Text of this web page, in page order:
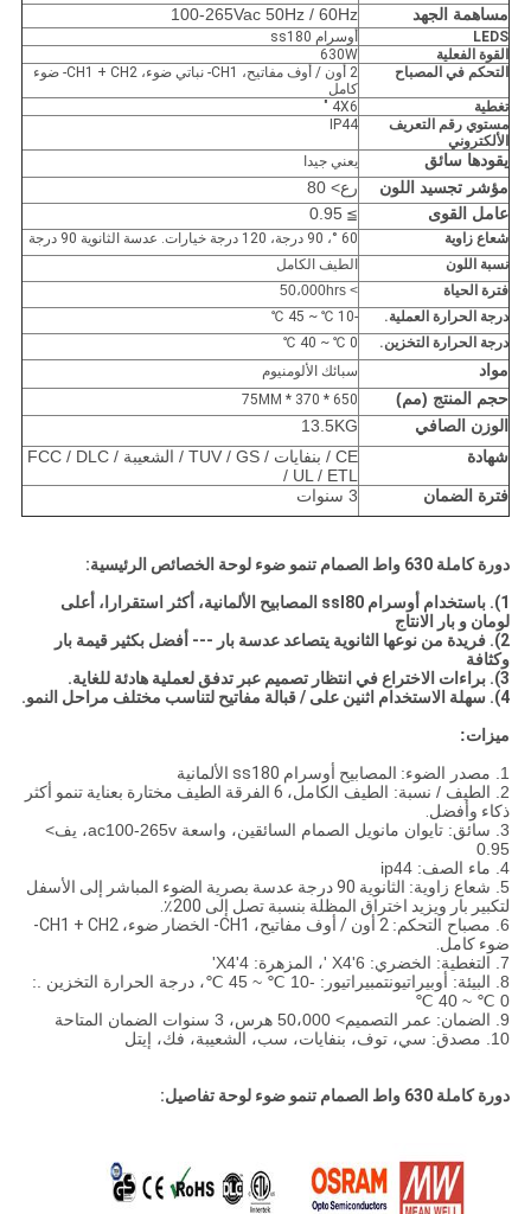
مساهمة الجهد 100-265Vac 50Hz / 60Hz
LEDS
أوسرام ss180
القوة الفعلية
630W
التحكم في المصباح
2 أون / أوف مفاتيح، CH1- نباتي ضوء، CH1 + CH2- ضوء
كامل
تغطية
4X6 "
مستوي رقم التعريف
الألكتروني
IP44
يقودها سائق يعني جيدا
مؤشر تجسيد اللون
رع> 80
عامل القوى
≧
0.95
شعاع زاوية
60 °، 90 درجة، 120 درجة خيارات. عدسة الثانوية 90 درجة
نسبة اللون
الطيف الكامل
فترة الحياة
> 50،000hrs
درجة الحرارة العملية.
-10 ℃ ~ 45 ℃
درجة الحرارة التخزين.
0 ℃ ~ 40 ℃
مواد سبائك الألومنيوم
حجم المنتج (مم) 650 * 370 * 75MM
الوزن الصافي
13.5KG
شهادة
CE / بنفايات / TUV / GS / الشعيبة / FCC / DLC
/ UL / ETL
فترة الضمان
3 سنوات
دورة كاملة 630 واط الصمام تنمو ضوء لوحة
الخصائص الرئيسية:
1).
باستخدام أوسرام ssl80 المصابيح الألمانية، أكثر استقرارا، أعلى
لومان و بار الانتاج
2).
فريدة من نوعها الثانوية يتصاعد عدسة بار --- أفضل بكثير قيمة بار
وكثافة
3).
براءات الاختراع في انتظار تصميم عبر تدفق لعملية هادئة للغاية.
4).
سهلة الاستخدام اثنين على / قبالة مفاتيح لتناسب مختلف مراحل النمو.
ميزات:
1.
مصدر الضوء: المصابيح أوسرام ss180 الألمانية
2. الطيف / نسبة: الطيف الكامل،
6 الفرقة الطيف مختارة بعناية تنمو أكثر
ذكاء وأفضل.
3.
سائق: تايوان مانويل الصمام السائقين، واسعة ac100-265v، يف>
0.95
4. ماء الصف: ip44
5. شعاع زاوية:
الثانوية 90 درجة عدسة بصرية الضوء المباشر إلى الأسفل
لتكبير بار ويزيد اختراق المظلة بنسبة تصل إلى 200٪.
6. مصباح التحكم:
2 أون / أوف مفاتيح، CH1- الخضار ضوء، CH1 + CH2-
ضوء كامل.
7. التغطية: الخضري: 6'X4 '، المزهرة: 4'X4'
8. البيئة: أوبيراتيونتمبيراتيور: -10 ℃ ~ 45 ℃، درجة الحرارة التخزين .:
0 ℃ ~ 40 ℃
9. الضمان: عمر التصميم> 50،000 هرس، 3 سنوات الضمان المتاحة
10. مصدق: سي، توف، بنفايات، سب، الشعيبة، فك، إيتل
دورة كاملة 630 واط الصمام تنمو ضوء لوحة تفاصيل: